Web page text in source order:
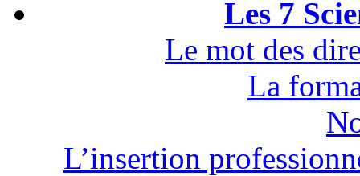
Les 7
Le mot des
La
L’insertion